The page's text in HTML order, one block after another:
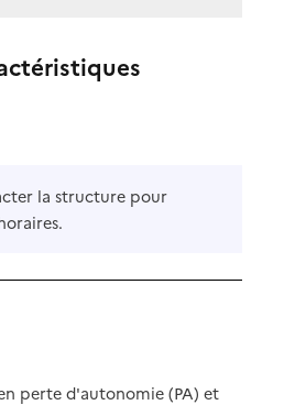
la structure pour
perte d'autonomie (PA) et